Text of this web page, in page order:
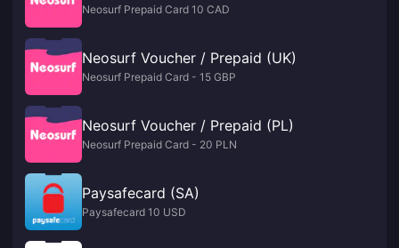
Neosurf Prepaid Card 10 CAD
Neosurf Voucher / Prepaid (UK)
Neosurf Prepaid Card - 15 GBP
Neosurf Voucher / Prepaid (PL)
Neosurf Prepaid Card - 20 PLN
Paysafecard (SA)
Paysafecard 10 USD